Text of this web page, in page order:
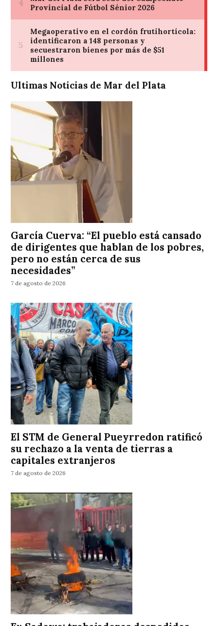
Ultimas Noticias de Mar del Plata
García Cuerva: “El pueblo está cansado
de dirigentes que hablan de los pobres,
pero no están cerca de sus
necesidades”
7 de agosto de 2026
El STM de General Pueyrredon ratificó
su rechazo a la venta de tierras a
capitales extranjeros
7 de agosto de 2026